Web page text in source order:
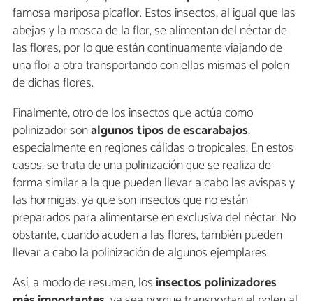
famosa mariposa picaflor. Estos insectos, al igual que las
abejas y la mosca de la flor, se alimentan del néctar de
las flores, por lo que están continuamente viajando de
una flor a otra transportando con ellas mismas el polen
de dichas flores.
Finalmente, otro de los insectos que actúa como
polinizador sonalgunos tipos de escarabajos,
especialmente en regiones cálidas o tropicales. En estos
casos, se trata de una polinización que se realiza de
forma similar a la que pueden llevar a cabo las avispas y
las hormigas, ya que son insectos que no están
preparados para alimentarse en exclusiva del néctar. No
obstante, cuando acuden a las flores, también pueden
llevar a cabo la polinización de algunos ejemplares.
Así, a modo de resumen, los insectos polinizadores